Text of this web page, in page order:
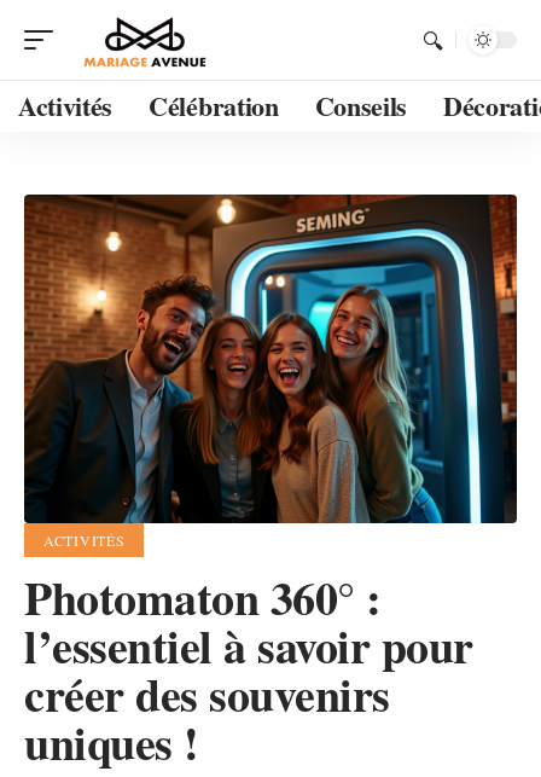
Activités Célébration Conseils
ACTIVITÉS
Photomaton 360° :
l’essentiel à savoir pour
créer des souvenirs
uniques !